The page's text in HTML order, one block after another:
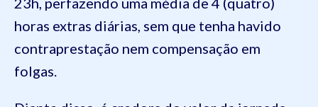
horas extras diárias, sem que tenha havido
contraprestação nem compensação em
folgas.